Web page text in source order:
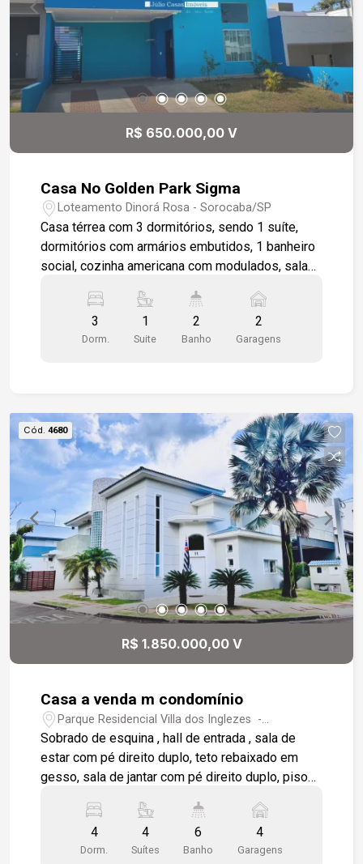
R$ 650.000,00 V
Casa No Golden Park Sigma
Loteamento Dinorá Rosa - Sorocaba/SP
Casa térrea com 3 dormitórios, sendo 1 suíte,
dormitórios com armários embutidos, 1 banheiro
social, cozinha americana com modulados, sala
apoio com bancada, entrada lateral, garagem para
2 carros cobertos. Toda casa em piso cerâmico,
box em vidros nos banheiros.
3
Dorm.
1
Suite
2
Banho
2
Garagens
Cód. 4680
R$ 1.850.000,00 V
Casa a venda m condomínio
Parque Residencial Villa dos Inglezes -
Sorocaba/SP
Sobrado de esquina , hall de entrada , sala de
estar com pé direito duplo, teto rebaixado em
gesso, sala de jantar com pé direito duplo, piso
cozinha com móveis planejados, coifa em inox,
despensa com prateleiras em granito, área
gourmet integrada com churrasqueira, fogão a
4
Dorm.
4
Suítes
6
Banho
4
Garagens